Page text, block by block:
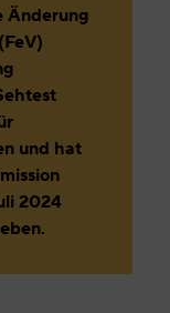
Änderung
und hat
2024